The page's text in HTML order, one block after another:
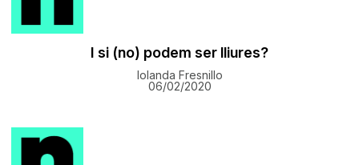
I si (no) podem ser lliures?
Iolanda Fresnillo
06/02/2020